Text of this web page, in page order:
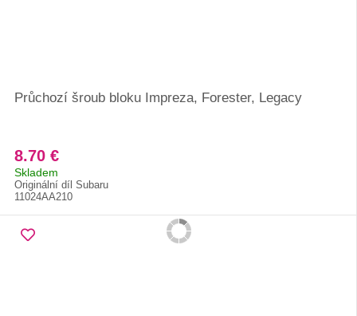
Průchozí šroub bloku Impreza, Forester, Legacy
8.70 €
Skladem
Originální díl Subaru
11024AA210